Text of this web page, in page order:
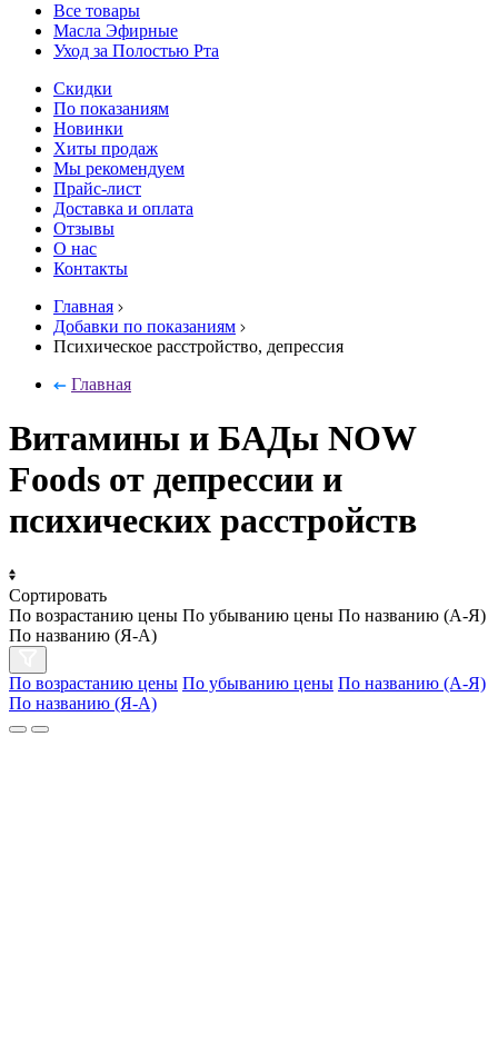
Все товары
Масла Эфирные
Уход за Полостью Рта
Скидки
По показаниям
Новинки
Хиты продаж
Мы рекомендуем
Прайс-лист
Доставка и оплата
Отзывы
О нас
Контакты
Главная
Добавки по показаниям
Психическое расстройство, депрессия
Главная
Витамины и БАДы NOW
Foods от депрессии и
психических расстройств
Сортировать
По возрастанию цены По убыванию цены По названию (А-Я)
По названию (Я-А)
По возрастанию цены По убыванию цены По названию (А-Я)
По названию (Я-А)